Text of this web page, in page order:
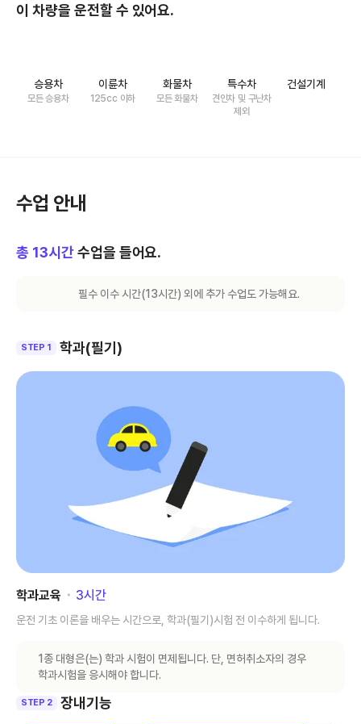
이 차량을 운전할 수 있어요.
승용차
모든 승용차
이륜차
125cc 이하
화물차
모든 화물차
특수차
견인차 및 구난차
제외
건설기계
수업 안내
총 13시간 수업을 들어요.
필수 이수 시간(13시간) 외에 추가 수업도 가능해요.
STEP 1 학과(필기)
학과교육 ･ 3시간
운전 기초 이론을 배우는 시간으로, 학과(필기)시험 전 이수하게 됩니다.
1종 대형은(는) 학과 시험이 면제됩니다. 단, 면허취소자의 경우
학과시험을 응시해야 합니다.
STEP 2 장내기능